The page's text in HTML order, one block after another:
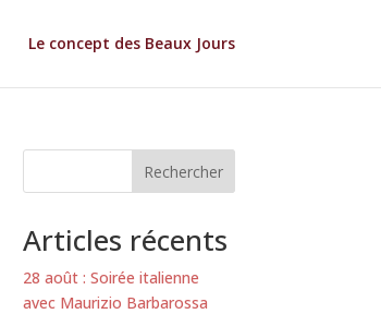
Le concept des Beaux Jours
Rechercher
Articles récents
28 août : Soirée italienne
avec Maurizio Barbarossa